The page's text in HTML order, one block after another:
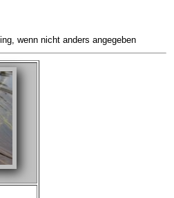
wenn nicht anders angegeben